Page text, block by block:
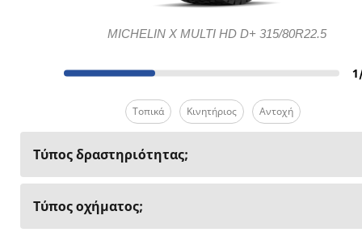
MICHELIN X MULTI HD D+ 315/80R22.5
1
Τοπικά Κινητήριος Αντοχή
Τύπος δραστηριότητας;
Τύπος οχήματος;